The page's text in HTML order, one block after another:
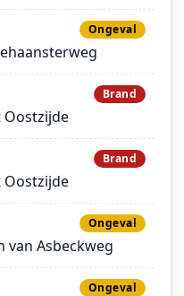
Ongeval
Brand
Oostzijde
Brand
Oostzijde
Ongeval
van Asbeckweg
Ongeval